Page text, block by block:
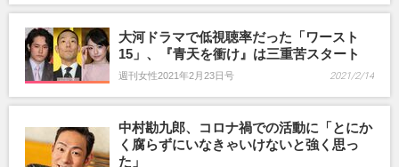
大河ドラマで低視聴率だった「ワースト
15」、『青天を衝け』は三重苦スタート
週刊女性2021年2月23日号 2021/2/14
中村勘九郎、コロナ禍での活動に「とにか
く腐らずにいなきゃいけないと強く思っ
た」